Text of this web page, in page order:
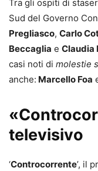
Tra gli ospiti di
Sud del Governo
Pregliasco, Carlo
Beccaglia e Claudia
casi noti di molestie
anche: Marcello Foa
«
televisivo
‘Controcorrente’, il